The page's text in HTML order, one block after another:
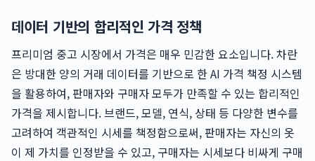
데이터 기반의 합리적인 가격 정책
프리미엄 중고 시장에서 가격은 매우 민감한 요소입니다. 차란
은 방대한 양의 거래 데이터를 기반으로 한 AI 가격 책정 시스템
을 활용하여, 판매자와 구매자 모두가 만족할 수 있는 합리적인
가격을 제시합니다. 브랜드, 모델, 연식, 상태 등 다양한 변수를
고려하여 객관적인 시세를 책정함으로써, 판매자는 자신의 옷
이 제 가치를 인정받을 수 있고, 구매자는 시세보다 비싸게 구매